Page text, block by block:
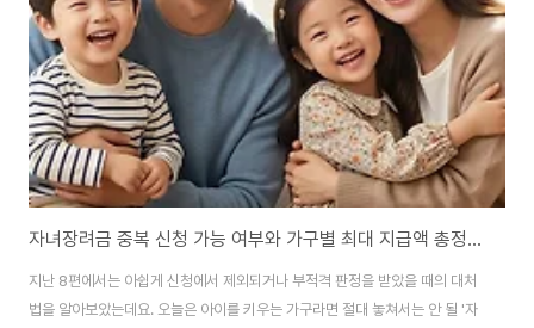
자녀장려금 중복 신청 가능 여부와 가구별 최대 지급액 총정리 (9편)
지난 8편에서는 아쉽게 신청에서 제외되거나 부적격 판정을 받았을 때의 대처
법을 알아보았는데요. 오늘은 아이를 키우는 가구라면 절대 놓쳐서는 안 될 '자